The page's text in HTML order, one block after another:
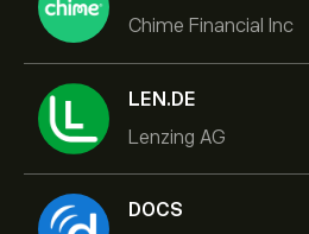
Chime Financial Inc
LEN.DE
Lenzing AG
DOCS